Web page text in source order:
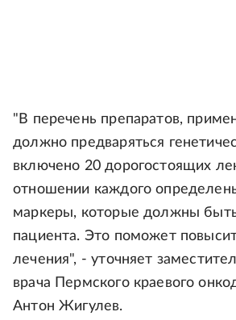
"В перечень препаратов,
должно предваряться
включено 20 дорогостоящих
отношении каждого
маркеры, которые должны
пациента. Это поможет
лечения", - уточняет
врача Пермского краевого
Антон Жигулев.